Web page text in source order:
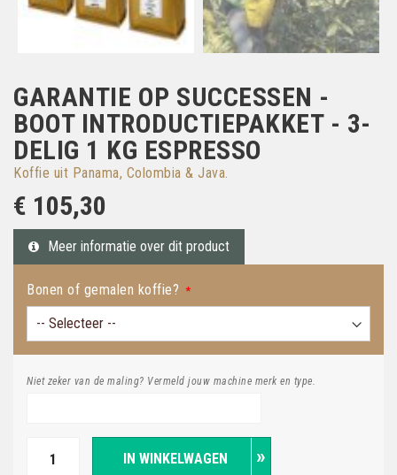
GARANTIE OP SUCCESSEN -
BOOT INTRODUCTIEPAKKET - 3-
DELIG 1 KG ESPRESSO
Koffie uit Panama, Colombia & Java.
€ 105,30
Meer informatie over dit product
Bonen of gemalen koffie?
Niet zeker van de maling? Vermeld jouw machine merk en type.
IN WINKELWAGEN